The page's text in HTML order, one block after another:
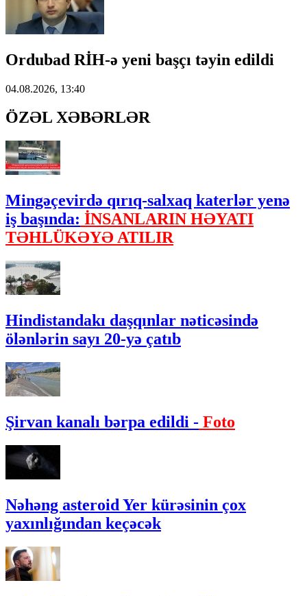
Ordubad RİH-ə yeni başçı təyin edildi
04.08.2026, 13:40
ÖZƏL XƏBƏRLƏR
Mingəçevirdə qırıq-salxaq katerlər yenə
iş başında: İNSANLARIN HƏYATI
TƏHLÜKƏYƏ ATILIR
Hindistandakı daşqınlar nəticəsində
ölənlərin sayı 20-yə çatıb
Şirvan kanalı bərpa edildi - Foto
Nəhəng asteroid Yer kürəsinin çox
yaxınlığından keçəcək